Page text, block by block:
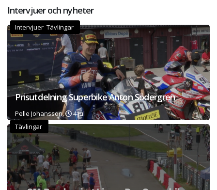
Intervjuer och nyheter
Intervjuer Tävlingar
Prisutdelning Superbike Anton Södergren
Pelle Johansson,
4 jul
Tävlingar